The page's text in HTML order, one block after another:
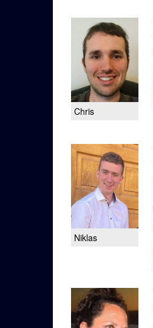
Chris
Niklas